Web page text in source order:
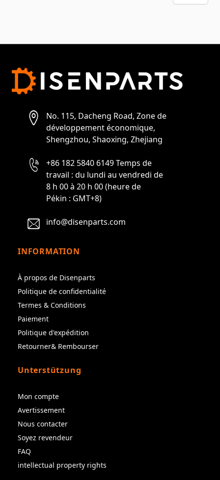
No. 115, Dacheng Road, Zone de
développement économique,
Shengzhou, Shaoxing, Zhejiang
+86 182 5840 6149 Temps de
travail : du lundi au vendredi de
8 h 00 à 20 h 00 (heure de
Pékin : GMT+8)
info@disenparts.com
INFORMATION
À propos de Disenparts
Politique de confidentialité
Termes & Conditions
Paiement
Politique d'expédition
Retourner& Rembourser
Unterstützung
Mon compte
Avertissement
Nous contacter
Soyez revendeur
FAQ
intellectual property rights